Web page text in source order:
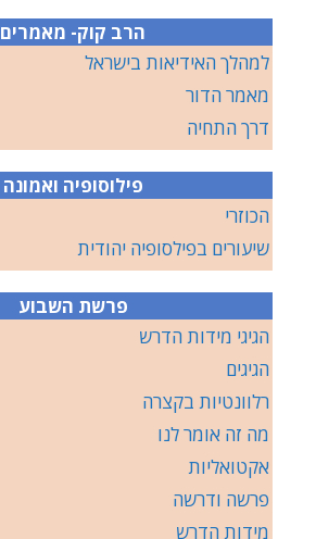
הרב קוק- מאמרים
למהלך האידיאות בישראל
מאמר הדור
דרך התחיה
פילוסופיה ואמונה
הכוזרי
שיעורים בפילסופיה יהודית
פרשת השבוע
הגיגי מידות הדרש
הגיגים
רלוונטיות בקצרה
מה זה אומר לנו
אקטואליות
פרשה ודרשה
מידות הדרש